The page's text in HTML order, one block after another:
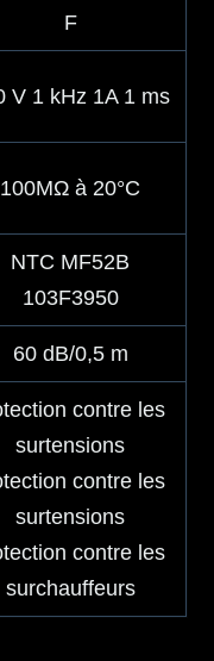
F
V 1 kHz 1A 1 ms
100MΩ à 20°C
NTC MF52B
103F3950
60 dB/0,5 m
contre les
surtensions
contre les
surtensions
contre les
surchauffeurs